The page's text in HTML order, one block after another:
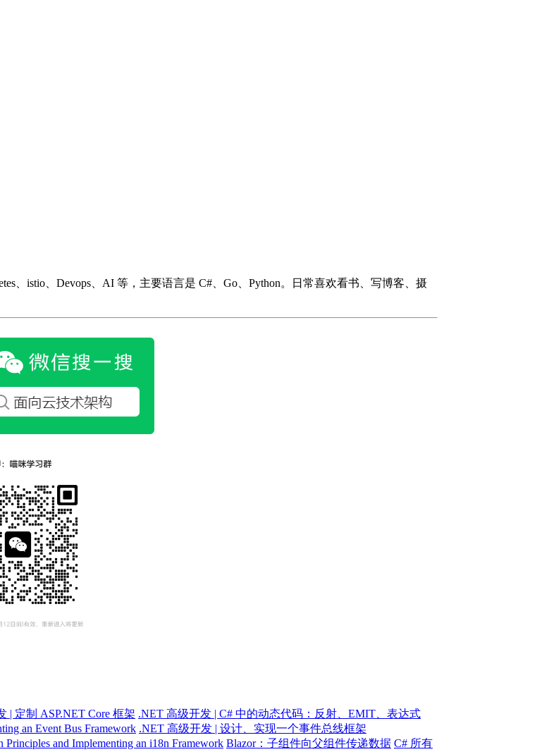
、istio、Devops、AI 等，主要语言是 C#、Go、Python。日常喜欢看书、写博客、摄
| 定制 ASP.NET Core 框架 .NET 高级开发 | C# 中的动态代码：反射、EMIT、表达式
an Event Bus Framework .NET 高级开发 | 设计、实现一个事件总线框架
and Implementing an i18n Framework Blazor：子组件向父组件传递数据 C# 所有